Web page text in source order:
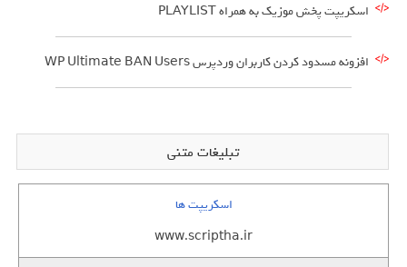
اسکریپت پخش موزیک به همراه PLAYLIST
افزونه مسدود کردن کاربران وردپرس WP Ultimate BAN Users
تبلیغات متنی
اسکریپت ها
www.scriptha.ir